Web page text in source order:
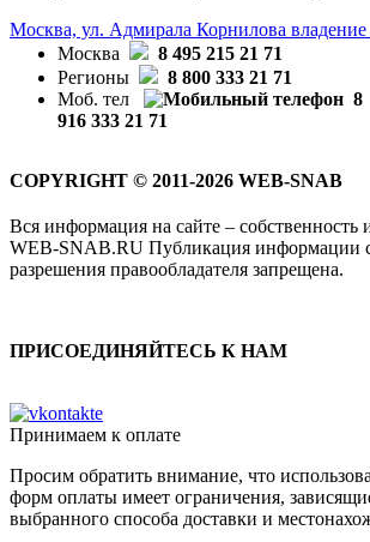
Москва, ул. Адмирала Корнилова владение
Москва
8 495 215 21 71
Регионы
8 800 333 21 71
Моб. тел
8
916 333 21 71
COPYRIGHT © 2011-2026 WEB-SNAB
Вся информация на сайте – собственность
WEB-SNAB.RU Публикация информации с
разрешения правообладателя запрещена.
ПРИСОЕДИНЯЙТЕСЬ К НАМ
Принимаем к оплате
Просим обратить внимание, что
форм оплаты имеет ограничения,
выбранного способа доставки и